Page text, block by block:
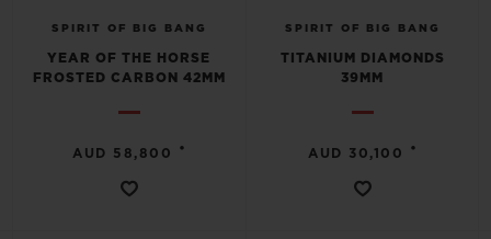
SPIRIT OF BIG BANG
YEAR OF THE HORSE
FROSTED CARBON 42MM
AUD 58,800 •
SPIRIT OF BIG BANG
TITANIUM DIAMONDS
39MM
AUD 30,100 •